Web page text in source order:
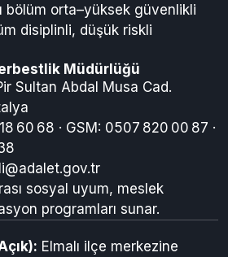
bölüm orta–yüksek güvenlikli
disiplinli, düşük riskli
Müdürlüğü
Sultan Abdal Musa Cad.
60 68 · GSM: 0507 820 00 87 ·
sosyal uyum, meslek
programları sunar.
Elmalı ilçe merkezine